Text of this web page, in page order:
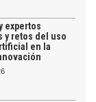
expertos
y retos del uso
en la